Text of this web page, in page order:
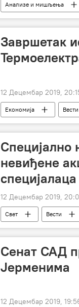
Анализе и мишљења
Завршетак
12 Децембар 2019,
Економија Вести
Специјално
невиђене
12 Децембар 2019,
Свет Вести
Специјални пројекат
Сенат САД
Јерменима
12 Децембар 2019,